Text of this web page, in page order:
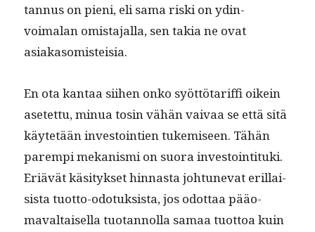
tan­nus on pieni, eli sama ris­ki on ydin­
voimalan omis­ta­jal­la, sen takia ne ovat
asiakasomisteisia.
En ota kan­taa siihen onko syöt­tö­tar­if­fi oikein
asetet­tu, min­ua tosin vähän vaivaa se että sitä
käytetään investoin­tien tukemiseen. Tähän
parem­pi mekanis­mi on suo­ra investoin­ti­tu­ki.
Eriävät käsi­tyk­set hin­nas­ta johtunevat eril­lai­
sista tuot­to-odotuk­sista, jos odot­taa pääo­
maval­taisel­la tuotan­nol­la samaa tuot­toa kuin